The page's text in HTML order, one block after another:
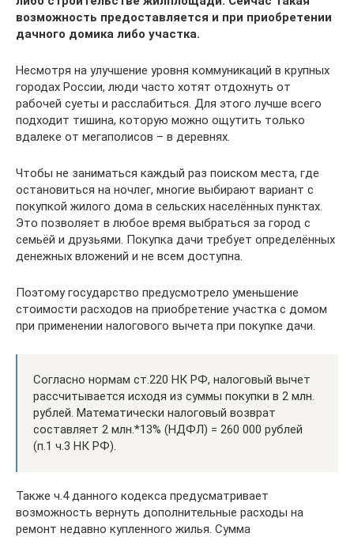
возможность предоставляется и при приобретении
дачного домика либо участка.
Несмотря на улучшение уровня коммуникаций в крупных
городах России, люди часто хотят отдохнуть от
рабочей суеты и расслабиться. Для этого лучше всего
подходит тишина, которую можно ощутить только
вдалеке от мегаполисов – в деревнях.
Чтобы не заниматься каждый раз поиском места, где
остановиться на ночлег, многие выбирают вариант с
покупкой жилого дома в сельских населённых пунктах.
Это позволяет в любое время выбраться за город с
семьёй и друзьями. Покупка дачи требует определённых
денежных вложений и не всем доступна.
Поэтому государство предусмотрело уменьшение
стоимости расходов на приобретение участка с домом
при применении налогового вычета при покупке дачи.
Согласно нормам ст.220 НК РФ, налоговый вычет
рассчитывается исходя из суммы покупки в 2 млн.
рублей. Математически налоговый возврат
составляет 2 млн.*13% (НДФЛ) = 260 000 рублей
(п.1 ч.3 НК РФ).
Также ч.4 данного кодекса предусматривает
возможность вернуть дополнительные расходы на
ремонт недавно купленного жилья. Сумма